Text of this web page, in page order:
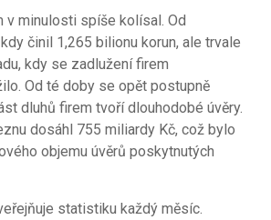
v minulosti spíše kolísal. Od
činil 1,265 bilionu korun, ale trvale
kdy se zadlužení firem
Od té doby se opět postupně
dluhů firem tvoří dlouhodobé úvěry.
dosáhl 755 miliardy Kč, což bylo
objemu úvěrů poskytnutých
statistiku každý měsíc.